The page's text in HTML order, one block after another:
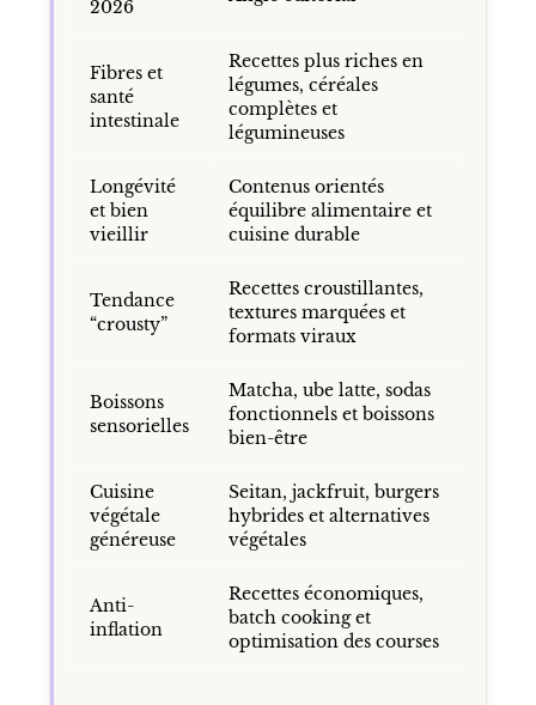
2026
Fibres et
santé
intestinale
Recettes plus riches en
légumes, céréales
complètes et
légumineuses
Longévité
et bien
vieillir
Contenus orientés
équilibre alimentaire et
cuisine durable
Tendance
“crousty”
Recettes croustillantes,
textures marquées et
formats viraux
Boissons
sensorielles
Matcha, ube latte, sodas
fonctionnels et boissons
bien-être
Cuisine
végétale
généreuse
Seitan, jackfruit, burgers
hybrides et alternatives
végétales
Anti-
inflation
Recettes économiques,
batch cooking et
optimisation des courses